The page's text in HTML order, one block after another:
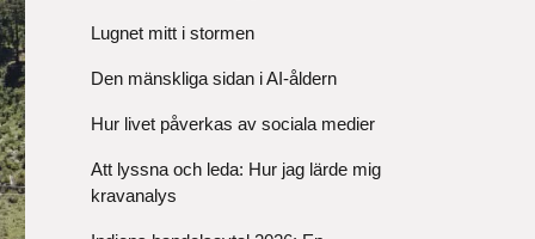
Lugnet mitt i stormen
Den mänskliga sidan i AI-åldern
Hur livet påverkas av sociala medier
Att lyssna och leda: Hur jag lärde mig
kravanalys